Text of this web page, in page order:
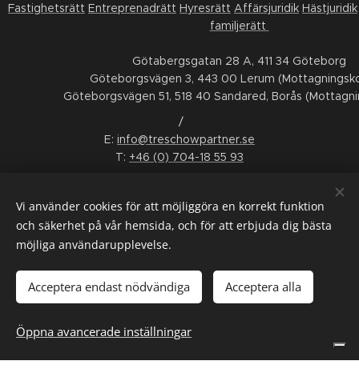
Fastighetsrätt Entreprenadrätt Hyresrätt Affärsjuridik Hästjuridik
familjerätt
Götabergsgatan 28 A, 411 34 Göteborg
Göteborgsvägen 3, 443 00 Lerum
Göteborgsvägen 51, 518 40 Sandared, Borås
/
E: info@treschowpartner.se
T: +46 (0) 704-18 55 93
LinkedIn Facebook Instagram Youtube
INTERGRITETSPOLICY
SMS-VILLKOR
Svenska
English
Vi använder cookies för att möjliggöra en korrekt funktion
och säkerhet på vår hemsida, och för att erbjuda dig bästa
möjliga användarupplevelse.
Acceptera endast nödvändiga Acceptera alla
Öppna avancerade inställningar